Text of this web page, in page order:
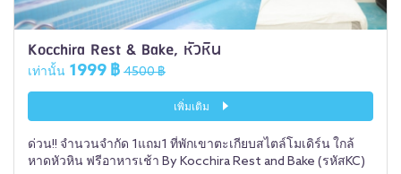
Kocchira Rest & Bake, หัวหิน
เท่านั้น 1999 ฿ 4500 ฿
เพิ่มเติม
ด่วน!! จำนวนจำกัด 1แถม1 ที่พักเขาตะเกียบสไตล์โมเดิร์น ใกล้
หาดหัวหิน ฟรีอาหารเช้า By Kocchira Rest and Bake (รหัสKC)